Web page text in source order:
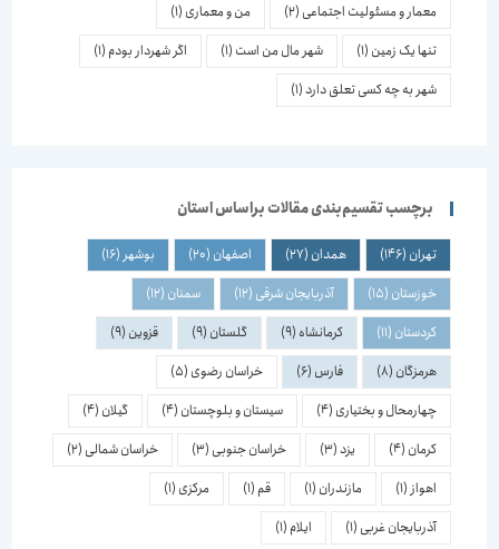
معمار و مسئولیت اجتماعی(2) من و معماری(1)
تنها یک زمین(1) شهر مال من است(1) اگر شهردار بودم(1)
شهر به چه کسی تعلق دارد(1)
برچسب تقسیم‌بندی مقالات براساس استان
تهران(146) همدان(27) اصفهان(20) بوشهر(16)
خوزستان(15) آذربایجان شرقی(12) سمنان(12)
کردستان(11) کرمانشاه(9) گلستان(9) قزوین(9)
هرمزگان(8) فارس(6) خراسان رضوی(5)
چهارمحال و بختیاری(4) سیستان و بلوچستان(4) گیلان(4)
کرمان(4)
(3) خراسان جنوبی(3) خراسان شمالی(2)
اهواز(1) مازندران(1)
(1) مرکزی(1)
آذربایجان غربی(1) ایلام(1)